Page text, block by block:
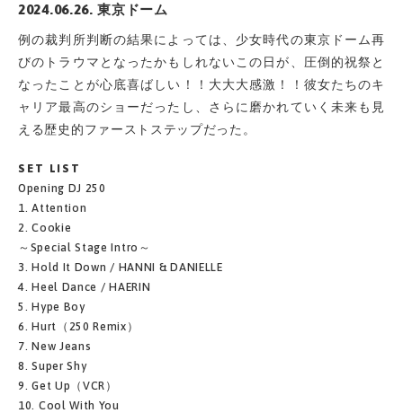
2024.06.26. 東京ドーム
例の裁判所判断の結果によっては、少女時代の東京ドーム再
びのトラウマとなったかもしれないこの日が、圧倒的祝祭と
なったことが心底喜ばしい！！大大大感激！！彼女たちのキ
ャリア最高のショーだったし、さらに磨かれていく未来も見
える歴史的ファーストステップだった。
SET LIST
Opening DJ 250
1. Attention
2. Cookie
～Special Stage Intro～
3. Hold It Down / HANNI & DANIELLE
4. Heel Dance / HAERIN
5. Hype Boy
6. Hurt（250 Remix）
7. New Jeans
8. Super Shy
9. Get Up（VCR）
10. Cool With You